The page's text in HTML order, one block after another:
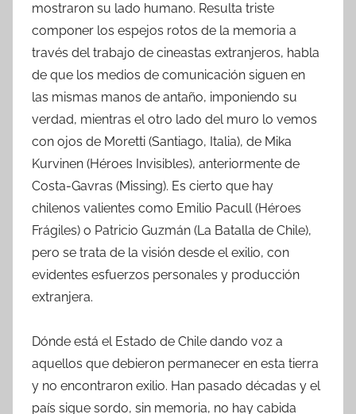
mostraron su lado humano. Resulta triste
componer los espejos rotos de la memoria a
través del trabajo de cineastas extranjeros, habla
de que los medios de comunicación siguen en
las mismas manos de antaño, imponiendo su
verdad, mientras el otro lado del muro lo vemos
con ojos de Moretti (Santiago, Italia), de Mika
Kurvinen (Héroes Invisibles), anteriormente de
Costa-Gavras (Missing). Es cierto que hay
chilenos valientes como Emilio Pacull (Héroes
Frágiles) o Patricio Guzmán (La Batalla de Chile),
pero se trata de la visión desde el exilio, con
evidentes esfuerzos personales y producción
extranjera.
Dónde está el Estado de Chile dando voz a
aquellos que debieron permanecer en esta tierra
y no encontraron exilio. Han pasado décadas y el
país sigue sordo, sin memoria, no hay cabida